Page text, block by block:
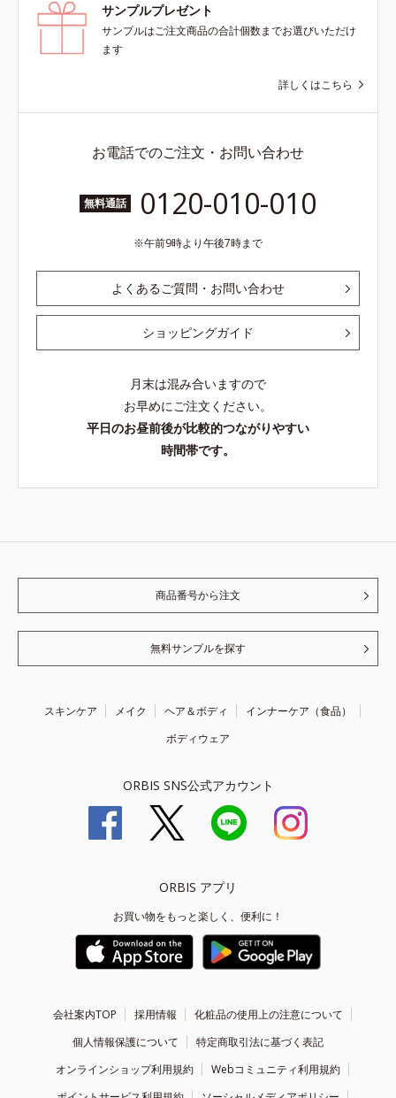
サンプルプレゼント
サンプルはご注文商品の合計個数までお選びいただけ
ます
詳しくはこちら
お電話でのご注文・お問い合わせ
無料通話 0120-010-010
午前9時より午後7時まで
よくあるご質問・お問い合わせ
ショッピングガイド
月末は混み合いますので
お早めにご注文ください。
平日のお昼前後が比較的つながりやすい
時間帯です。
商品番号から注文
無料サンプルを探す
スキンケア メイク ヘア＆ボディ
インナーケア（食品）
ボディウェア
ORBIS SNS公式アカウント
ORBIS アプリ
お買い物をもっと楽しく、便利に！
会社案内TOP 採用情報
化粧品の使用上の注意について
個人情報保護について
特定商取引法に基づく表記
オンラインショップ利用規約
Webコミュニティ利用規約